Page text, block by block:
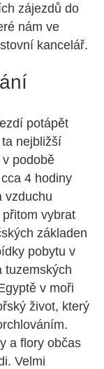
zájezdů do
nám ve
kancelář.
potápět
nejbližší
podobě
4 hodiny
vzduchu
vybrat
základen
pobytu v
tuzemských
v moři
život, který
a flory občas
Velmi